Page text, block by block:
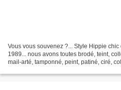
Vous vous souvenez ?... Style Hippie
1989... nous avons toutes brodé, teint,
mail-arté, tamponné, peint, patiné, ciré,